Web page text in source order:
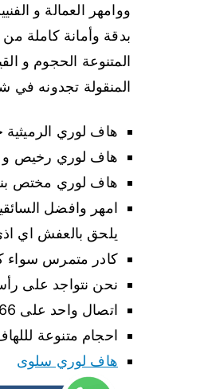
ووامهر العمالة و
بدقة وأمانة كاملة
المتنوعة الحجوم و
المنقولة تجدونه في
هاف لوري
هاف لوري رخيص و
هاف لوري مختص
امهر وافضل
يلحق بالعفش اي
كادر متمرس سواء
نحن نتواجد على
اتصال واحد على 50993766 كغيل بالحصول على ورشة نقل مجنزة بهاف لوري ممتاز.
احجام متنوعة
هاف لوري سلوى